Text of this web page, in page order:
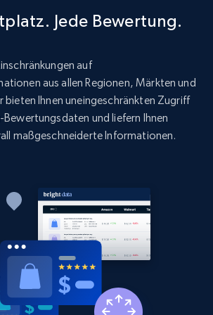
Listing inventory id, Title, Rating,
shop, Reviews count item, Initial
323+
data on products using
Listing inventory id, Title, Rating,
Jede Bewertung.
auf
aus allen Regionen, Märkten und
bieten Ihnen uneingeschränkten Zugriff
Bewertungsdaten und liefern Ihnen
maßgeschneiderte Informationen.